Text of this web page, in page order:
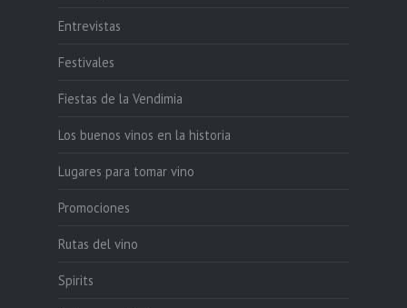
Entrevistas
Festivales
Fiestas de la Vendimia
Los buenos vinos en la historia
Lugares para tomar vino
Promociones
Rutas del vino
Spirits